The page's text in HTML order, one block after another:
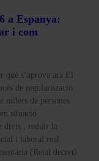
a Espanya:
i com
s’aprova ara El
de regularització
milers de persones
situació
drets , reduir la
i laboral real.
(Reial decret)